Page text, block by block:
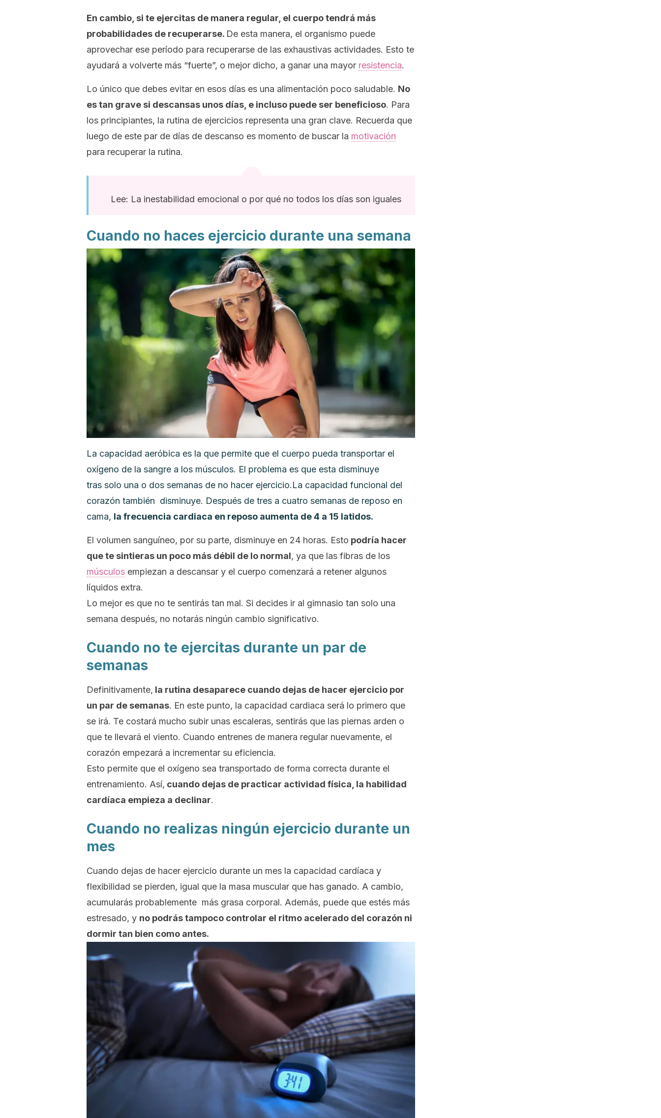
En cambio, si te ejercitas de manera regular, el cuerpo tendrá más
probabilidades de recuperarse. De esta manera, el organismo puede
aprovechar ese período para recuperarse de las exhaustivas actividades. Esto te
ayudará a volverte más “fuerte”, o mejor dicho, a ganar una mayor resistencia.
Lo único que debes evitar en esos días es una alimentación poco saludable. No
es tan grave si descansas unos días, e incluso puede ser beneficioso. Para
los principiantes, la rutina de ejercicios representa una gran clave. Recuerda que
luego de este par de días de descanso es momento de buscar la motivación
para recuperar la rutina.
Lee: La inestabilidad emocional o por qué no todos los días son iguales
Cuando no haces ejercicio durante una semana
La capacidad aeróbica es la que permite que el cuerpo pueda transportar el
oxígeno de la sangre a los músculos. El problema es que esta disminuye
tras solo una o dos semanas de no hacer ejercicio.La capacidad funcional del
corazón también disminuye. Después de tres a cuatro semanas de reposo en
cama, la frecuencia cardiaca en reposo aumenta de 4 a 15 latidos.
El volumen sanguíneo, por su parte, disminuye en 24 horas. Esto podría hacer
que te sintieras un poco más débil de lo normal, ya que las fibras de los
músculos empiezan a descansar y el cuerpo comenzará a retener algunos
líquidos extra.
Lo mejor es que no te sentirás tan mal. Si decides ir al gimnasio tan solo una
semana después, no notarás ningún cambio significativo.
Cuando no te ejercitas durante un par de
semanas
Definitivamente, la rutina desaparece cuando dejas de hacer ejercicio por
un par de semanas. En este punto, la capacidad cardiaca será lo primero que
se irá. Te costará mucho subir unas escaleras, sentirás que las piernas arden o
que te llevará el viento. Cuando entrenes de manera regular nuevamente, el
corazón empezará a incrementar su eficiencia.
Esto permite que el oxígeno sea transportado de forma correcta durante el
entrenamiento. Así, cuando dejas de practicar actividad física, la habilidad
cardíaca empieza a declinar.
Cuando no realizas ningún ejercicio durante un
mes
Cuando dejas de hacer ejercicio durante un mes la capacidad cardíaca y
flexibilidad se pierden, igual que la masa muscular que has ganado. A cambio,
acumularás probablemente más grasa corporal. Además, puede que estés más
estresado, y no podrás tampoco controlar el ritmo acelerado del corazón ni
dormir tan bien como antes.